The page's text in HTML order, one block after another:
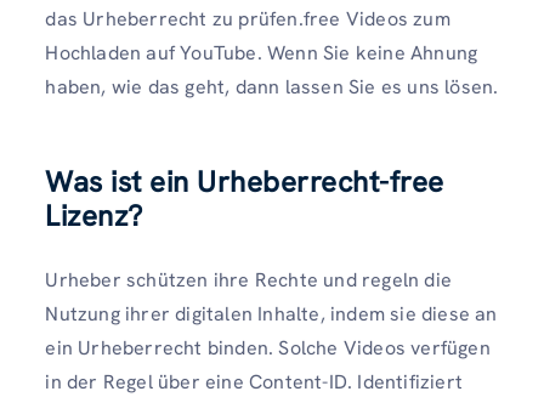
das Urheberrecht zu prüfen.free Videos zum
Hochladen auf YouTube. Wenn Sie keine Ahnung
haben, wie das geht, dann lassen Sie es uns lösen.
Was ist ein Urheberrecht-free
Lizenz?
Urheber schützen ihre Rechte und regeln die
Nutzung ihrer digitalen Inhalte, indem sie diese an
ein Urheberrecht binden. Solche Videos verfügen
in der Regel über eine Content-ID. Identifiziert